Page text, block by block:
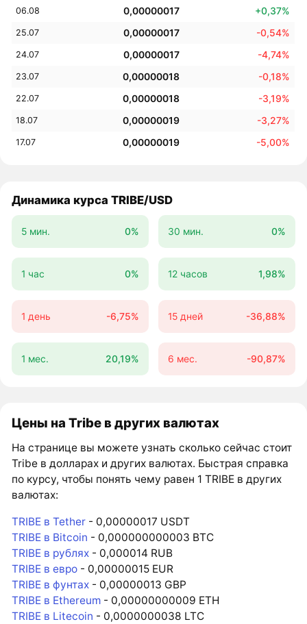
06.08 0,00000017 +0,37%
25.07 0,00000017 -0,54%
24.07 0,00000017 -4,74%
23.07 0,00000018 -0,18%
22.07 0,00000018 -3,19%
18.07 0,00000019 -3,27%
17.07 0,00000019 -5,00%
Динамика курса TRIBE/USD
5 мин. 0% 30 мин. 0%
1 час 0% 12 часов 1,98%
1 день -6,75% 15 дней -36,88%
1 мес. 20,19% 6 мес. -90,87%
Цены на Tribe в других валютах
На странице вы можете узнать сколько сейчас стоит
Tribe в долларах и других валютах. Быстрая справка
по курсу, чтобы понять чему равен 1 TRIBE в других
валютах:
TRIBE в Tether - 0,00000017 USDT
TRIBE в Bitcoin - 0,000000000003 BTC
TRIBE в рублях - 0,000014 RUB
TRIBE в евро - 0,00000015 EUR
TRIBE в фунтах - 0,00000013 GBP
TRIBE в Ethereum - 0,00000000009 ETH
TRIBE в Litecoin - 0,0000000038 LTC